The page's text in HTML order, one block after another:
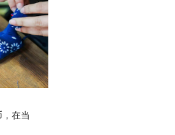
在当